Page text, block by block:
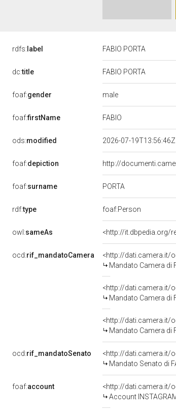
rdfs: label FABIO PORTA
dc:title FABIO PORTA
foaf:gender male
foaf:firstName FABIO
ods:modified 2026-07-19T13:56:46Z
foaf:depiction http://
foaf:surname PORTA
rdf:type foaf:Person
owl:sameAs <http://it.dbpedia.org/
ocd:rif_mandatoCamera
<http://dati.camera.it/
Mandato Camera di
<http://dati.camera.it/
Mandato Camera di
<http://dati.camera.it/
Mandato Camera di
ocd:rif_mandatoSenato
<http://dati.camera.it/
Mandato Senato di
foaf:account
<http://dati.camera.it/
Account